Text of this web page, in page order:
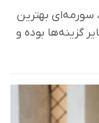
سورمه‌ای بهترین
گزینه‌ها بوده و